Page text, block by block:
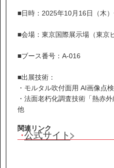
IR情報
サステナビリティ
ニュース
■日時：2025年10月16日（木）
■会場：東京国際展示場（東京
■ブース番号：A-016
■出展技術：
・モルタル吹付面用 AI画像点
・法面老朽化調査技術「熱赤
他
関連リンク
公式サイト